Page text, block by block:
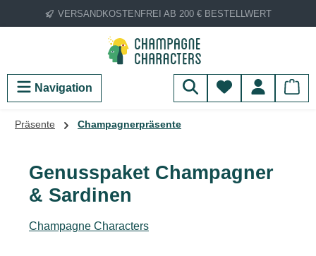
Zum Hauptinhalt springen
VERSANDKOSTENFREI AB 200 € BESTELLWERT
Navigation Du hast 0
Präsente Champagnerpräsente
Genusspaket Champagner
& Sardinen
Champagne Characters